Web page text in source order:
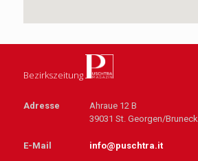
Bezirkszeitung
Adresse
Ahraue 12 B
39031 St. Georgen/Bruneck
E-Mail info@puschtra.it